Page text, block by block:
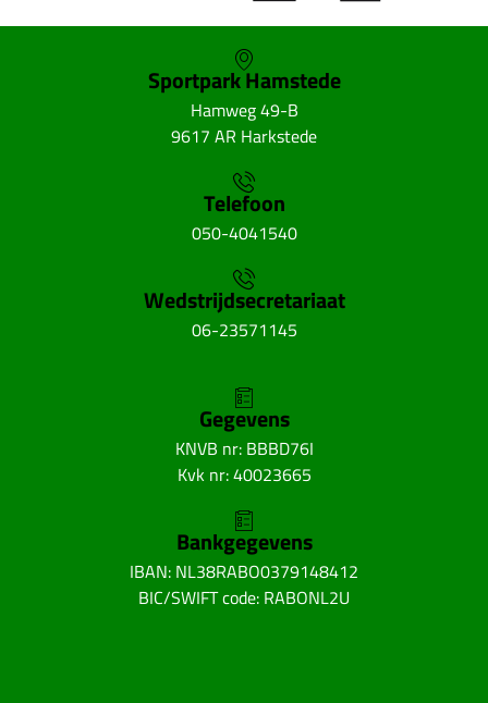
Sportpark Hamstede
Hamweg 49-B
9617 AR Harkstede
Telefoon
050-4041540
Wedstrijdsecretariaat
06-23571145
Gegevens
KNVB nr: BBBD76I
Kvk nr: 40023665
Bankgegevens
IBAN: NL38RABO0379148412
BIC/SWIFT code: RABONL2U